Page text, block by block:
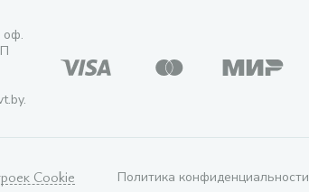
оф.
Cookie Политика конфиденциальности